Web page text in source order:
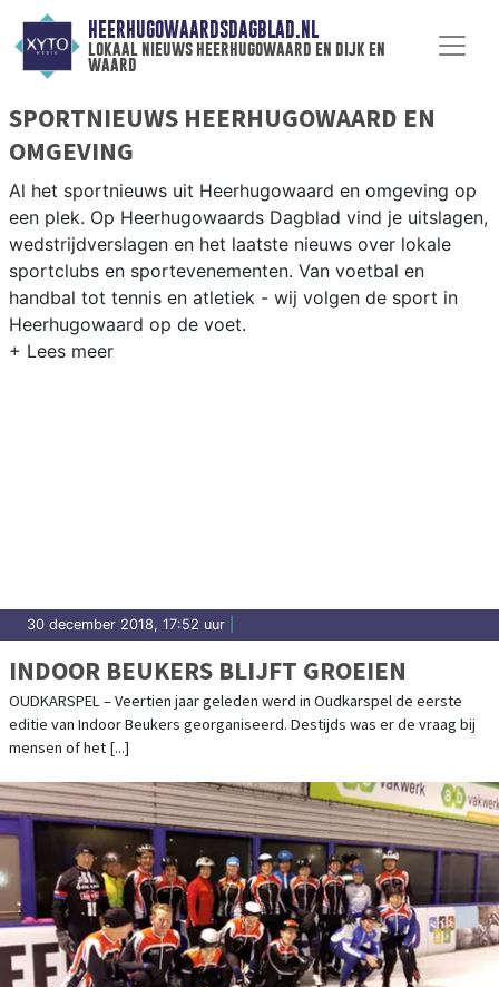
HEERHUGOWAARDSDAGBLAD.NL
lokaal nieuws heerhugowaard en dijk en
waard
SPORTNIEUWS HEERHUGOWAARD EN
OMGEVING
Al het sportnieuws uit Heerhugowaard en omgeving op
een plek. Op Heerhugowaards Dagblad vind je uitslagen,
wedstrijdverslagen en het laatste nieuws over lokale
sportclubs en sportevenementen. Van voetbal en
handbal tot tennis en atletiek - wij volgen de sport in
Heerhugowaard op de voet.
30 december 2018, 17:52 uur
INDOOR BEUKERS BLIJFT GROEIEN
OUDKARSPEL – Veertien jaar geleden werd in Oudkarspel de eerste
editie van Indoor Beukers georganiseerd. Destijds was er de vraag bij
mensen of het [...]